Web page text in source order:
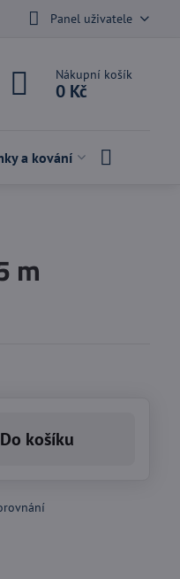
Panel uživatele
Nákupní košík
0 Kč
a kování
m
Do košíku